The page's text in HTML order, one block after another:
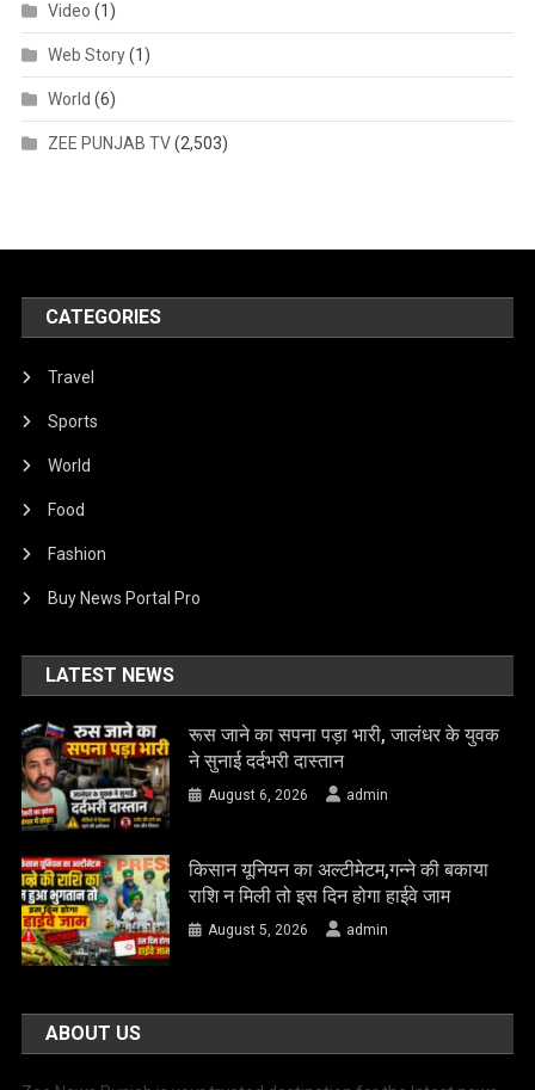
Video (1)
Web Story(1)
World (6)
ZEE PUNJAB TV(2,503)
CATEGORIES
Travel
Sports
World
Food
Fashion
Buy News Portal Pro
LATEST NEWS
रूस जाने का सपना पड़ा भारी, जालंधर के युवक
ने सुनाई दर्दभरी दास्तान
August 6, 2026 admin
किसान यूनियन का अल्टीमेटम,गन्ने की बकाया
राशि न मिली तो इस दिन होगा हाईवे जाम
August 5, 2026 admin
ABOUT US